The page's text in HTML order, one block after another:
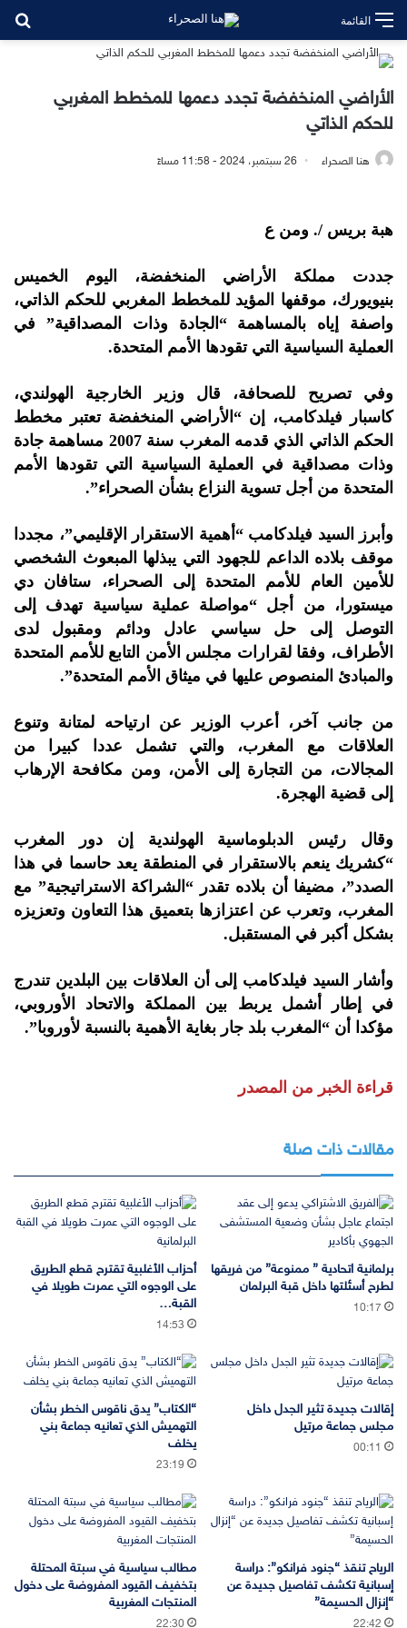
القائمة
الأراضي المنخفضة تجدد دعمها للمخطط المغربي
للحكم الذاتي
هنا الصحراء 26 سبتمبر، 2024 - 11:58 مساءً
هبة بريس /. ومن ع
جددت مملكة الأراضي المنخفضة، اليوم الخميس
بنيويورك، موقفها المؤيد للمخطط المغربي للحكم الذاتي،
واصفة إياه بالمساهمة “الجادة وذات المصداقية” في
العملية السياسية التي تقودها الأمم المتحدة.
وفي تصريح للصحافة، قال وزير الخارجية الهولندي،
كاسبار فيلدكامب، إن “الأراضي المنخفضة تعتبر مخطط
الحكم الذاتي الذي قدمه المغرب سنة 2007 مساهمة جادة
وذات مصداقية في العملية السياسية التي تقودها الأمم
المتحدة من أجل تسوية النزاع بشأن الصحراء”.
وأبرز السيد فيلدكامب “أهمية الاستقرار الإقليمي”، مجددا
موقف بلاده الداعم للجهود التي يبذلها المبعوث الشخصي
للأمين العام للأمم المتحدة إلى الصحراء، ستافان دي
ميستورا، من أجل “مواصلة عملية سياسية تهدف إلى
التوصل إلى حل سياسي عادل ودائم ومقبول لدى
الأطراف، وفقا لقرارات مجلس الأمن التابع للأمم المتحدة
والمبادئ المنصوص عليها في ميثاق الأمم المتحدة”.
من جانب آخر، أعرب الوزير عن ارتياحه لمتانة وتنوع
العلاقات مع المغرب، والتي تشمل عددا كبيرا من
المجالات، من التجارة إلى الأمن، ومن مكافحة الإرهاب
إلى قضية الهجرة.
وقال رئيس الدبلوماسية الهولندية إن دور المغرب
“كشريك ينعم بالاستقرار في المنطقة يعد حاسما في هذا
الصدد”، مضيفا أن بلاده تقدر “الشراكة الاستراتيجية” مع
المغرب، وتعرب عن اعتزازها بتعميق هذا التعاون وتعزيزه
بشكل أكبر في المستقبل.
وأشار السيد فيلدكامب إلى أن العلاقات بين البلدين تندرج
في إطار أشمل يربط بين المملكة والاتحاد الأوروبي،
مؤكدا أن “المغرب بلد جار بغاية الأهمية بالنسبة لأوروبا”.
قراءة الخبر من المصدر
مقالات ذات صلة
برلمانية اتحادية ” ممنوعة” من فريقها
لطرح أسئلتها داخل قبة البرلمان
10:17
أحزاب الأغلبية تقترح قطع الطريق
على الوجوه التي عمرت طويلا في
القبة…
14:53
إقالات جديدة تثير الجدل داخل
مجلس جماعة مرتيل
00:11
“الكتاب” يدق ناقوس الخطر بشأن
التهميش الذي تعانيه جماعة بني
يخلف
23:19
الرياح تنقذ “جنود فرانكو”: دراسة
إسبانية تكشف تفاصيل جديدة عن
“إنزال الحسيمة”
22:42
مطالب سياسية في سبتة المحتلة
بتخفيف القيود المفروضة على دخول
المنتجات المغربية
22:30